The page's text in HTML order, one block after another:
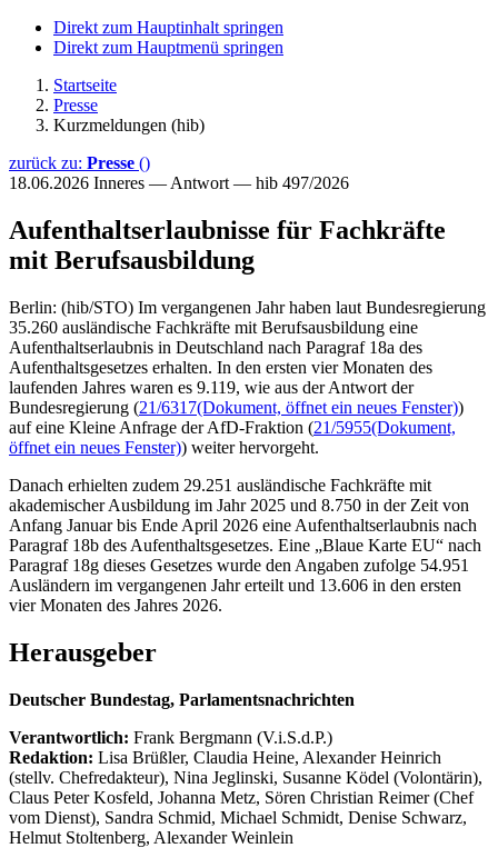
Direkt zum Hauptinhalt springen
Direkt zum Hauptmenü springen
Startseite
Presse
Kurzmeldungen (hib)
zurück zu: Presse ()
18.06.2026 Inneres — Antwort — hib 497/2026
Aufenthaltserlaubnisse für Fachkräfte
mit Berufsausbildung
Berlin: (hib/STO) Im vergangenen Jahr haben laut Bundesregierung
35.260 ausländische Fachkräfte mit Berufsausbildung eine
Aufenthaltserlaubnis in Deutschland nach Paragraf 18a des
Aufenthaltsgesetzes erhalten. In den ersten vier Monaten des
laufenden Jahres waren es 9.119, wie aus der Antwort der
Bundesregierung (21/6317(Dokument, öffnet ein neues Fenster))
auf eine Kleine Anfrage der AfD-Fraktion (21/5955(Dokument,
öffnet ein neues Fenster)) weiter hervorgeht.
Danach erhielten zudem 29.251 ausländische Fachkräfte mit
akademischer Ausbildung im Jahr 2025 und 8.750 in der Zeit von
Anfang Januar bis Ende April 2026 eine Aufenthaltserlaubnis nach
Paragraf 18b des Aufenthaltsgesetzes. Eine „Blaue Karte EU“ nach
Paragraf 18g dieses Gesetzes wurde den Angaben zufolge 54.951
Ausländern im vergangenen Jahr erteilt und 13.606 in den ersten
vier Monaten des Jahres 2026.
Herausgeber
Deutscher Bundestag, Parlamentsnachrichten
Verantwortlich: Frank Bergmann (V.i.S.d.P.)
Redaktion: Lisa Brüßler, Claudia Heine, Alexander Heinrich
(stellv. Chefredakteur), Nina Jeglinski, Susanne Ködel (Volontärin),
Claus Peter Kosfeld, Johanna Metz, Sören Christian Reimer (Chef
vom Dienst), Sandra Schmid, Michael Schmidt, Denise Schwarz,
Helmut Stoltenberg, Alexander Weinlein